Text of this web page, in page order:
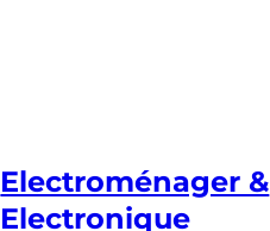
Electroménager &
Electronique